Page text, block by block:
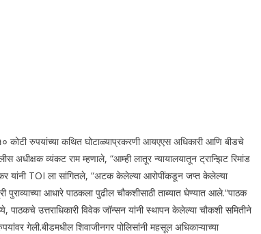
कोटी रुपयांच्या कथित घोटाळ्याप्रकरणी आयएएस अधिकारी आणि बीडचे
व्यंकट राम म्हणाले, “आम्ही लातूर न्यायालयातून ट्रान्झिट रिमांड
यांनी TOI ला सांगितले, “अटक केलेल्या आरोपींकडून जप्त केलेल्या
पुराव्याच्या आधारे पाठकला पुढील चौकशीसाठी ताब्यात घेण्यात आले.“पाठक
पाठकचे उत्तराधिकारी विवेक जॉन्सन यांनी स्थापन केलेल्या चौकशी समितीने
गेली.बीडमधील शिवाजीनगर पोलिसांनी महसूल अधिकाऱ्याच्या